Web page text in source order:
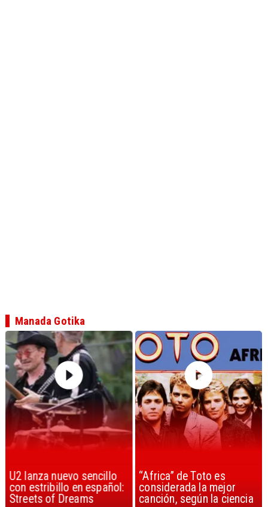
U2 lanza nuevo sencillo
con estribillo en español:
Streets of Dreams
“Africa” de Toto es
considerada la mejor
canción, según la ciencia
Manada Gotika